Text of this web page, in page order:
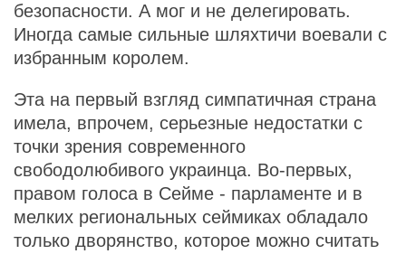
безопасности. А мог и не делегировать.
Иногда самые сильные шляхтичи воевали с
избранным королем.
Эта на первый взгляд симпатичная страна
имела, впрочем, серьезные недостатки с
точки зрения современного
свободолюбивого украинца. Во-первых,
правом голоса в Сейме - парламенте и в
мелких региональных сеймиках обладало
только дворянство, которое можно считать